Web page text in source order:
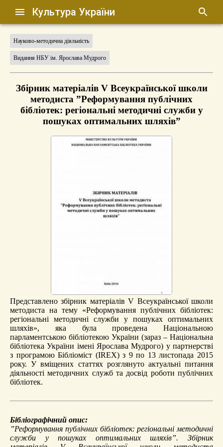
Культура України
Науково-методична діяльність
Видання НБУ ім. Ярослава Мудрого
Збірник матеріалів V Всеукраїнської школи
методиста ”Реформування публічних
бібліотек: регіональні методичні служби у
пошуках оптимальних шляхів”
Представлено збірник матеріалів V Всеукраїнської школи
методиста на тему «Реформування публічних бібліотек:
регіональні методичні служби у пошуках оптимальних
шляхів», яка була проведена Національною
парламентською бібліотекою України (зараз – Національна
бібліотека України імені Ярослава Мудрого) у партнерстві
з програмою Бібліоміст (IREX) з 9 по 13 листопада 2015
року. У вміщених статтях розглянуто актуальні питання
діяльності методичних служб та досвід роботи публічних
бібліотек.
Бібліографічний опис:
”Реформування публічних бібліотек: регіональні методичні
служби у пошуках оптимальних шляхів”. Збірник